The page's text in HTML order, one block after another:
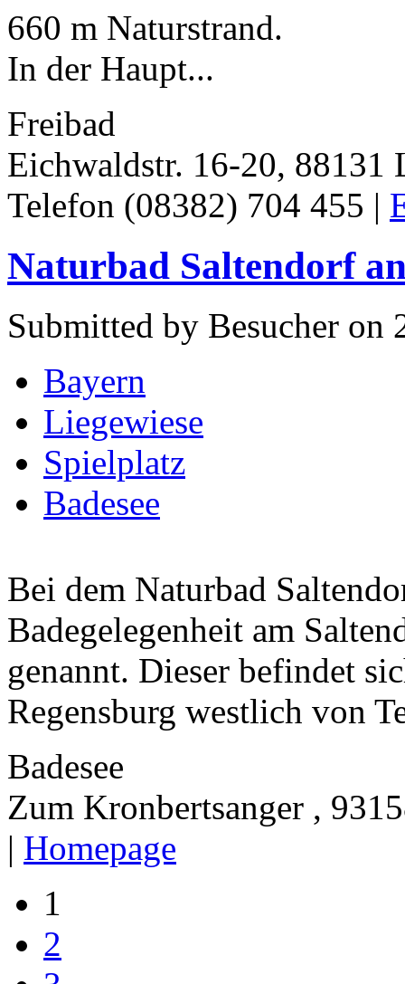
660 m Naturstrand.
In der Haupt...
Freibad
Eichwaldstr. 16-20, 88131
Telefon (08382) 704 455 |
Naturbad Saltendorf
Submitted by Besucher on
Bayern
Liegewiese
Spielplatz
Badesee
Bei dem Naturbad
Badegelegenheit am
genannt. Dieser befindet
Regensburg westlich von
Badesee
Zum Kronbertsanger ,
| Homepage
1
2